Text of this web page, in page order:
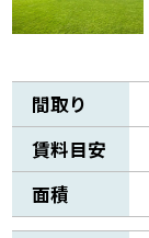
間取り
賃料目安
面積